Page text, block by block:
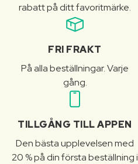
rabatt på ditt favoritmärke.
FRI FRAKT
På alla beställningar. Varje
gång.
TILLGÅNG TILL APPEN
Den bästa upplevelsen med
20 % på din första beställning i